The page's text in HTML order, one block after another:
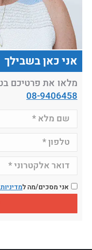
אני כאן בשבילך
מלאו את פרטיכם
08-9406458
אני מסכים/מה ל